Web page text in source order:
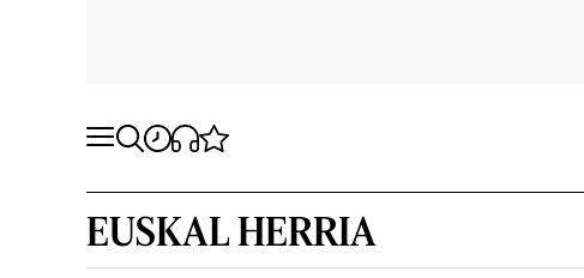
EUSKAL HERRIA